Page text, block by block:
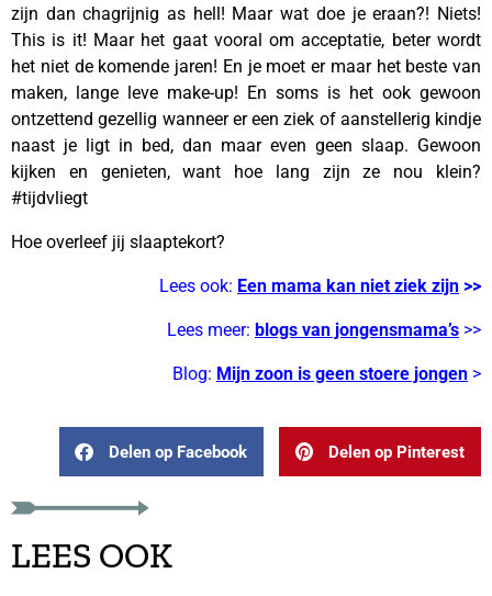
zijn dan chagrijnig as hell! Maar wat doe je eraan?! Niets!
This is it! Maar het gaat vooral om acceptatie, beter wordt
het niet de komende jaren! En je moet er maar het beste van
maken, lange leve make-up! En soms is het ook gewoon
ontzettend gezellig wanneer er een ziek of aanstellerig kindje
naast je ligt in bed, dan maar even geen slaap. Gewoon
kijken en genieten, want hoe lang zijn ze nou klein?
#tijdvliegt
Hoe overleef jij slaaptekort?
Lees ook: Een mama kan niet ziek zijn >>
Lees meer: blogs van jongensmama’s >>
Blog: Mijn zoon is geen stoere jongen >
Delen op Facebook Delen op Pinterest
LEES OOK